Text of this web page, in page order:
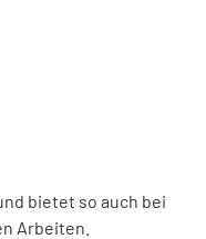
bietet so auch bei
Arbeiten.